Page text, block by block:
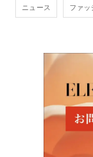
ニュース ファッ